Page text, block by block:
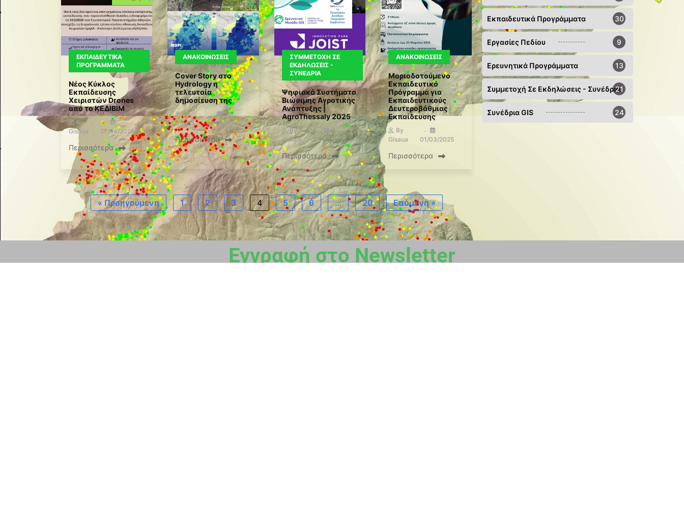
ΕΚΠΑΙΔΕΥΤΙΚΆ
ΠΡΟΓΡΆΜΜΑΤΑ
Νέος Κύκλος
Εκπαίδευσης
Χειριστών Drones
από το ΚΕΔΙΒΙΜ
By
Gisaua
27/04/2025
Περισσότερα
ΑΝΑΚΟΙΝΏΣΕΙΣ
Cover Story στο
Hydrology η
τελευταία
δημοσίευση της
By
Gisaua
27/03/2025
Περισσότερα
ΣΥΜΜΕΤΟΧΉ ΣΕ
ΕΚΔΗΛΏΣΕΙΣ -
ΣΥΝΈΔΡΙΑ
Ψηφιακά Συστήματα
Βιώσιμης Αγροτικής
Ανάπτυξης |
AgroThessaly 2025
By
Gisaua
15/03/2025
Περισσότερα
ΑΝΑΚΟΙΝΏΣΕΙΣ
Μοριοδοτούμενο
Εκπαιδευτικό
Πρόγραμμα για
Εκπαιδευτικούς
Δευτεροβάθμιας
Εκπαίδευσης
By
Gisaua
01/03/2025
Περισσότερα
« Προηγούμενη 1 2 3 4 5 6 … 20 Επόμενη »
Εκπαιδευτικά Προγράμματα 30
Εργασίες Πεδίου 9
Ερευνητικά Προγράμματα 13
Συμμετοχή Σε Εκδηλώσεις - Συνέδρια
21
Συνέδρια GIS 24
Εγγραφή στο Newsletter